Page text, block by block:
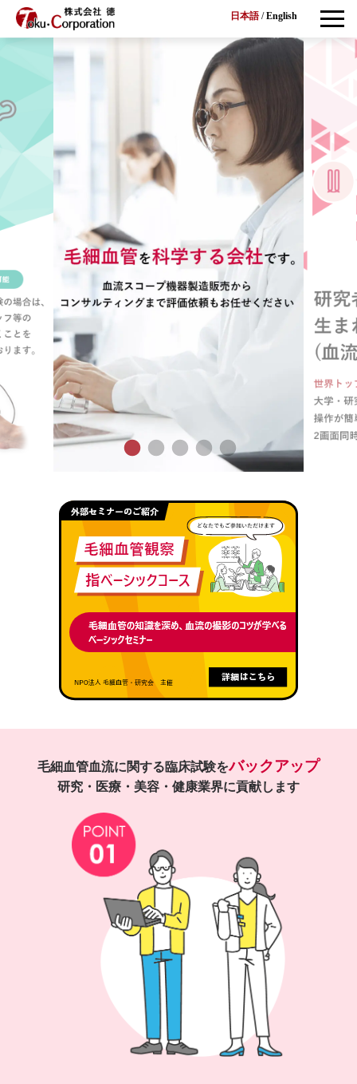
日本語/English
毛細血管血流に関する臨床試験をバックアップ
研究・医療・美容・健康業界に貢献します